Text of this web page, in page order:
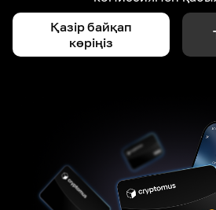
Қазір байқап
көріңіз